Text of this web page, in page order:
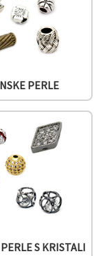
PERLE
S KRISTALI